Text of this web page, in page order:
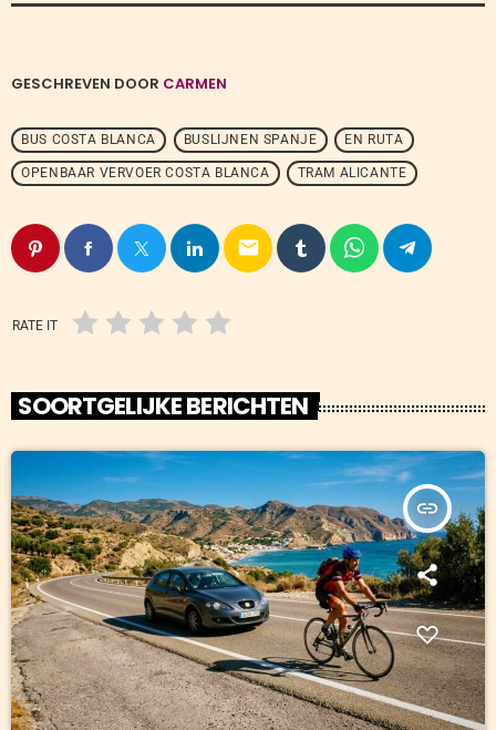
GESCHREVEN DOOR CARMEN
BUS COSTA BLANCA BUSLIJNEN SPANJE EN RUTA
OPENBAAR VERVOER COSTA BLANCA TRAM ALICANTE
email
RATE IT
SOORTGELIJKE BERICHTEN
insert_link